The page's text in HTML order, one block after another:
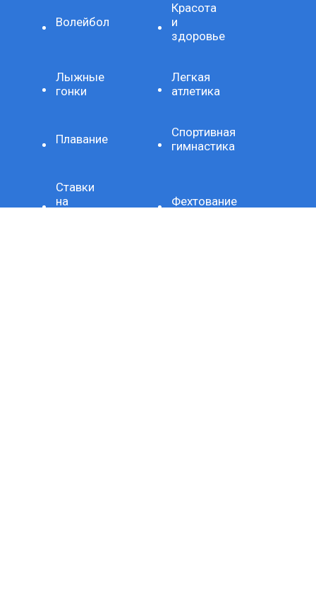
Волейбол
Красота
и
здоровье
Лыжные
гонки
Легкая
атлетика
Плавание
Спортивная
гимнастика
Ставки
на
Фехтование